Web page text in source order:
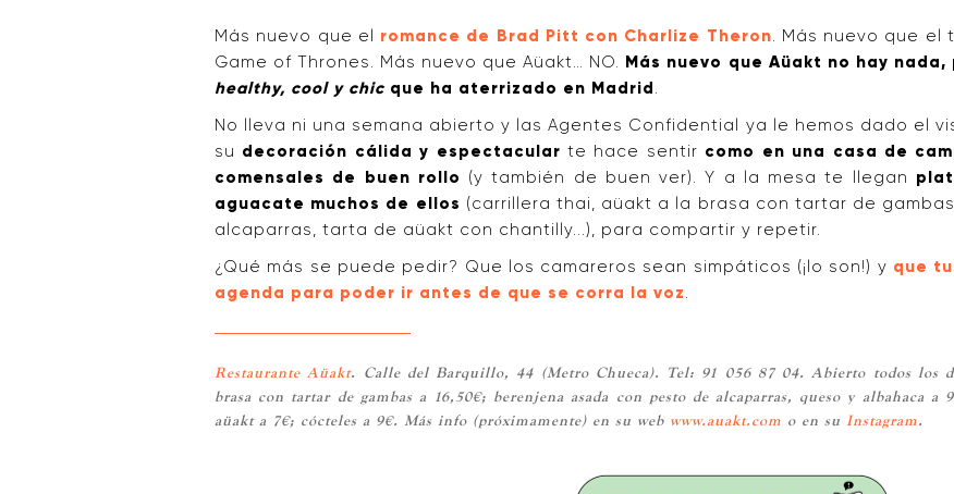
Más nuevo que el romance de Brad Pitt con Charlize Theron. Más nuevo que el
Game of Thrones. Más nuevo que Aüakt… NO. Más nuevo que Aüakt no hay
healthy, cool y chic que ha aterrizado en Madrid.
No lleva ni una semana abierto y las Agentes Confidential ya le hemos dado el
su decoración cálida y espectacularte hace sentir como en una casa de
comensales de buen rollo (y también de buen ver). Y a la mesa te llegan
aguacate muchos de ellos (carrillera thai, aüakt a la brasa con tartar de
alcaparras, tarta de aüakt con chantilly...), para compartir y repetir.
¿Qué más se puede pedir? Que los camareros sean simpáticos (¡lo son!) y que
agenda para poder ir antes de que se corra la voz.
Restaurante Aüakt. Calle del Barquillo, 44 (Metro Chueca). Tel: 91 056 87 04. Abierto todos los
brasa con tartar de gambas a 16,50€; berenjena asada con pesto de alcaparras, queso y albahaca
aüakt a 7€; cócteles a 9€. Más info (próximamente) en su web www.auakt.com o en su Instagram.